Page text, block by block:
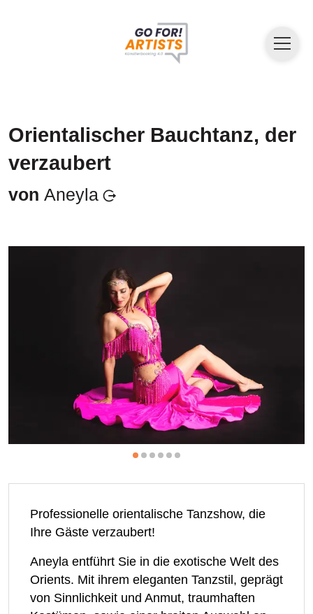
Orientalischer Bauchtanz, der
verzaubert
von Aneyla
Professionelle orientalische Tanzshow, die
Ihre Gäste verzaubert!
Aneyla entführt Sie in die exotische Welt des
Orients. Mit ihrem eleganten Tanzstil, geprägt
von Sinnlichkeit und Anmut, traumhaften